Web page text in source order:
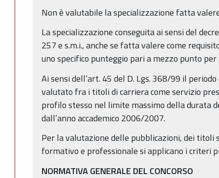
Non è valutabile la specializzazione fatta
La specializzazione conseguita ai sensi del
257 e s.m.i., anche se fatta valere come
uno specifico punteggio pari a mezzo punto
Ai sensi dell’art. 45 del D. Lgs. 368/99 il
valutato fra i titoli di carriera come servizio
profilo stesso nel limite massimo della durata
dall’anno accademico 2006/2007.
Per la valutazione delle pubblicazioni, dei titoli
formativo e professionale si applicano i criteri
NORMATIVA GENERALE DEL CONCORSO